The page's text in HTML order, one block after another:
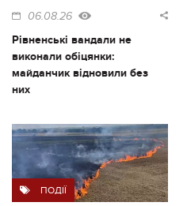
06.08.26
Рівненські вандали не
виконали обіцянки:
майданчик відновили без
них
ПОДІЇ